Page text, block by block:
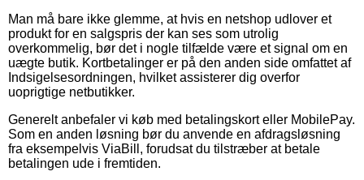
Man må bare ikke glemme, at hvis en netshop udlover et
produkt for en salgspris der kan ses som utrolig
overkommelig, bør det i nogle tilfælde være et signal om en
uægte butik. Kortbetalinger er på den anden side omfattet af
Indsigelsesordningen, hvilket assisterer dig overfor
uoprigtige netbutikker.
Generelt anbefaler vi køb med betalingskort eller MobilePay.
Som en anden løsning bør du anvende en afdragsløsning
fra eksempelvis ViaBill, forudsat du tilstræber at betale
betalingen ude i fremtiden.